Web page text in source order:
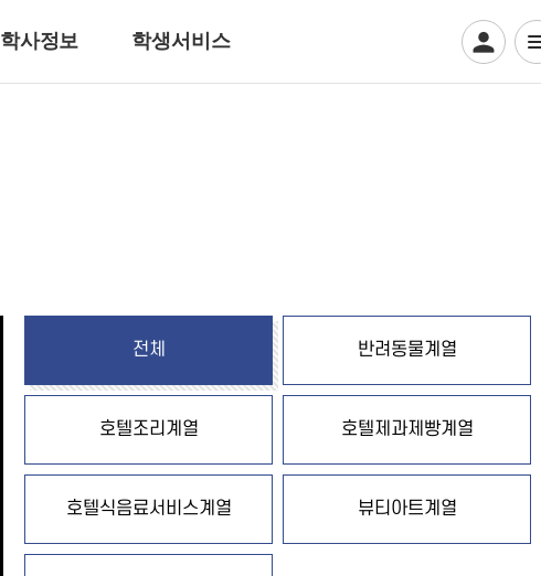
학사정보 학생서비스
전체 반려동물계열
호텔조리계열 호텔제과제빵계열
호텔식음료서비스계열 뷰티아트계열